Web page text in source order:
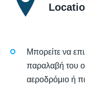
Μπορείτε να
παραλαβή του
αεροδρόμιο ή